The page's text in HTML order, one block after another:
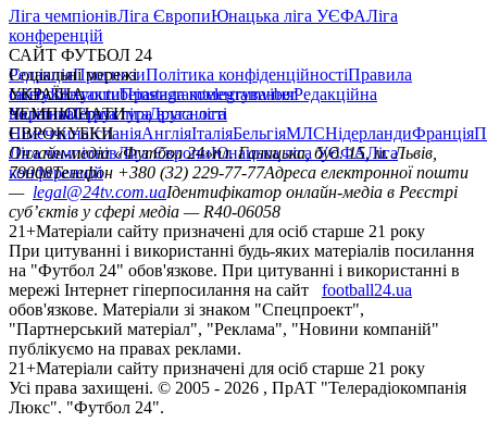
Ліга чемпіонівЛіга ЄвропиЮнацька ліга УЄФАЛіга
конференцій
САЙТ ФУТБОЛ 24
РедакціяПрогнозиПолітика конфіденційностіПравила
сайтуКонтактиПравила коментуванняРедакційна
політикаСтруктура власності
Соціальні мережі
facebookxyoutubeinstagramtelegramviber
УКРАЇНА
УкраїнаПерша лігаДруга ліга
ЧЕМПІОНАТИ
НімеччинаІспаніяАнгліяІталіяБельгіяМЛСНідерландиФранція
ЄВРОКУБКИ
Ліга чемпіонівЛіга ЄвропиЮнацька ліга УЄФАЛіга
конференцій
Онлайн-медіа «Футбол 24»пл. Галицька, буд. 15, м. Львів,
79008Телефон +380 (32) 229-77-77Адреса електронної пошти
— legal@24tv.com.uaІдентифікатор онлайн-медіа в Реєстрі
суб’єктів у сфері медіа — R40-06058
21+Матеріали сайту призначені для осіб старше 21 року
При цитуванні і використанні будь-яких матеріалів посилання
на "Футбол 24" обов'язкове. При цитуванні і використанні в
мережі Інтернет гіперпосилання на сайт
football24.ua
обов'язкове. Матеріали зі знаком "Спецпроект",
"Партнерський матеріал", "Реклама", "Новини компаній"
публікуємо на правах реклами.
21+Матеріали сайту призначені для осіб старше 21 року
Усi права захищенi. © 2005 - 2026 , ПрАТ "Телерадіокомпанія
Люкс". "Футбол 24".